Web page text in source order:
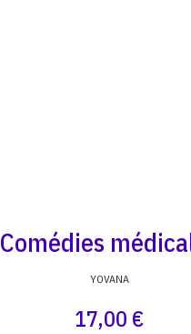
Comédies
YOVANA
17,00 €